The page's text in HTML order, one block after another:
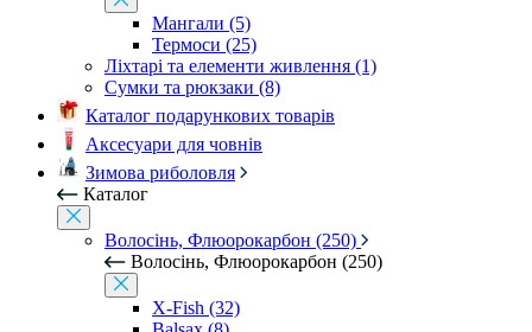
Мангали (5)
Термоси (25)
Ліхтарі та елементи живлення (1)
Сумки та рюкзаки (8)
Каталог подарункових товарів
Аксесуари для човнів
Зимова риболовля
Каталог
Волосінь, Флюорокарбон (250)
Волосінь, Флюорокарбон (250)
X-Fish (32)